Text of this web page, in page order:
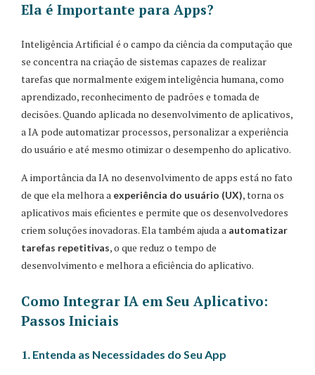
Ela é Importante para Apps?
Inteligência Artificial é o campo da ciência da computação que
se concentra na criação de sistemas capazes de realizar
tarefas que normalmente exigem inteligência humana, como
aprendizado, reconhecimento de padrões e tomada de
decisões. Quando aplicada no desenvolvimento de aplicativos,
a IA pode automatizar processos, personalizar a experiência
do usuário e até mesmo otimizar o desempenho do aplicativo.
A importância da IA no desenvolvimento de apps está no fato
de que ela melhora a experiência do usuário (UX), torna os
aplicativos mais eficientes e permite que os desenvolvedores
criem soluções inovadoras. Ela também ajuda a automatizar
tarefas repetitivas, o que reduz o tempo de
desenvolvimento e melhora a eficiência do aplicativo.
Como Integrar IA em Seu Aplicativo:
Passos Iniciais
1. Entenda as Necessidades do Seu App